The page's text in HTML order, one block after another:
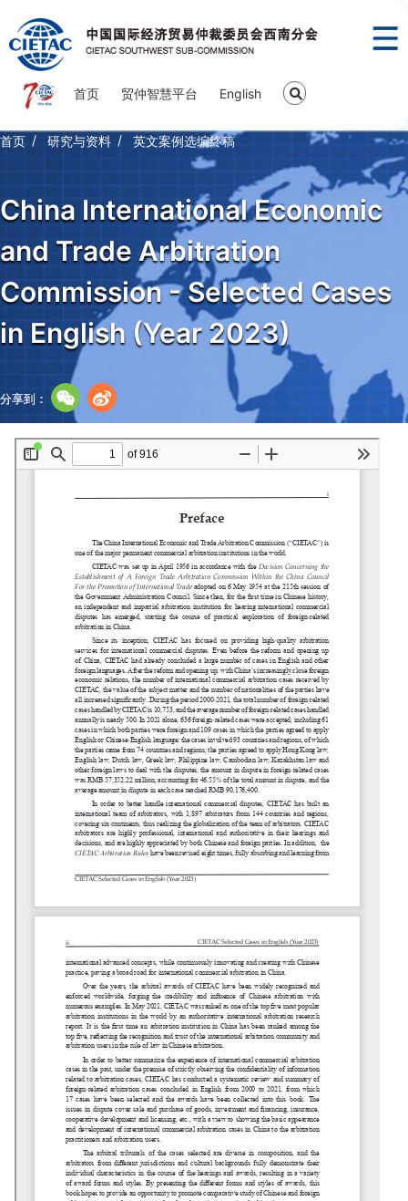
首页 贸仲智慧平台 English
首页 研究与资料 英文案例选编终稿
China International Economic
and Trade Arbitration
Commission - Selected Cases
in English (Year 2023)
分享到：